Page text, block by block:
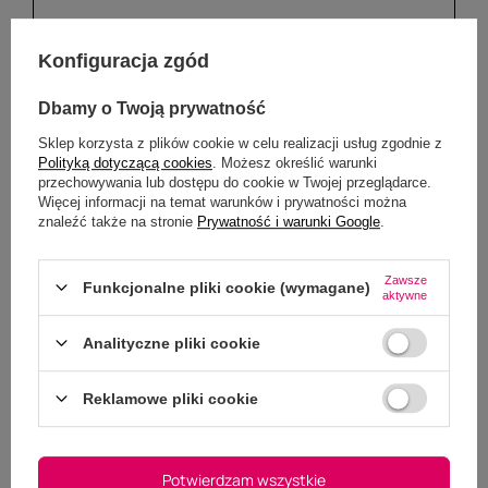
Wybierz plik
Nie wybrano pliku
Wyślij opinię
Masz pytania do tego
Konfiguracja zgód
Dbamy o Twoją prywatność
Sklep korzysta z plików cookie w celu realizacji usług zgodnie z
Polityką dotyczącą cookies . Możesz określić warunki
przechowywania lub dostępu do cookie w Twojej przeglądarce.
Więcej informacji na temat warunków i prywatności można
znaleźć także na stronie Prywatność i warunki Google
Funkcjonalne pliki cookie (wymagane)
Zawsze
aktywne
Analityczne pliki cookie
Reklamowe pliki cookie
Potwierdzam wszystkie